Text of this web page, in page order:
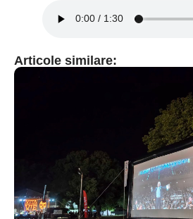
Articole similare:
Adaugă aici
textul pentru
subtitluAdaugă
textul pentru